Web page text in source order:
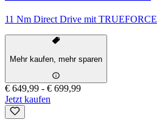
11 Nm Direct Drive mit TRUEFORCE
Mehr kaufen, mehr sparen
€ 649,99 - € 699,99
Jetzt kaufen